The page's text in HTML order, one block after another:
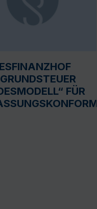
FÜR